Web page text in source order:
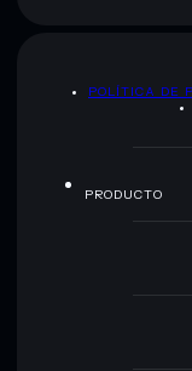
POLÍTICA DE
PRODUCTO